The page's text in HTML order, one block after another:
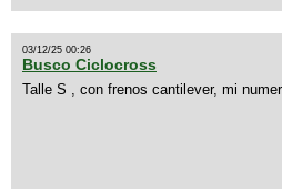
03/12/25 00:26
Busco Ciclocross
Talle S , con frenos cantilever, mi